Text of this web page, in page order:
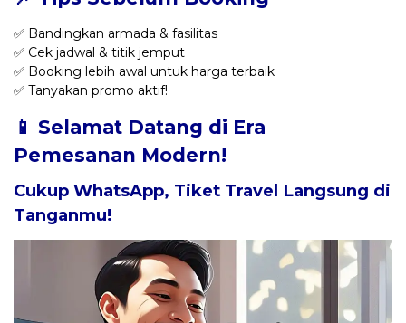
✅ Bandingkan armada & fasilitas
✅ Cek jadwal & titik jemput
✅ Booking lebih awal untuk harga terbaik
✅ Tanyakan promo aktif!
📱 Selamat Datang di Era
Pemesanan Modern!
Cukup WhatsApp, Tiket Travel Langsung di
Tanganmu!